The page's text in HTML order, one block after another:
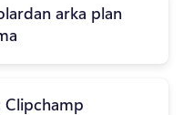
arka plan
Clipchamp